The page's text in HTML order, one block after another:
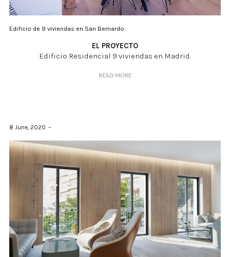
Edificio de 9 viviendas en San Bernardo
EL PROYECTO
Edificio Residencial 9 viviendas en Madrid.
READ MORE
8 June, 2020